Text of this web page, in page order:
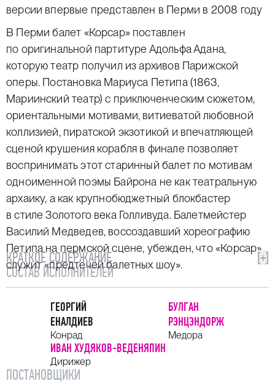
версии впервые представлен в Перми в 2008 году
В Перми балет «Корсар» поставлен
по оригинальной партитуре Адольфа Адана,
которую театр получил из архивов Парижской
оперы. Постановка Мариуса Петипа (1863,
Мариинский театр) с приключенческим сюжетом,
ориентальными мотивами, витиеватой любовной
коллизией, пиратской экзотикой и впечатляющей
сценой крушения корабля в финале позволяет
воспринимать этот старинный балет по мотивам
одноименной поэмы Байрона не как театральную
архаику, а как крупнобюджетный блокбастер
в стиле Золотого века Голливуда. Балетмейстер
Василий Медведев, воссоздавший хореографию
Петипа на пермской сцене, убежден, что «Корсар»
служит «предтечей балетных шоу».
КРАТКОЕ СОДЕРЖАНИЕ
[+]
СОСТАВ ИСПОЛНИТЕЛЕЙ
ГЕОРГИЙ
ЕНАЛДИЕВ
Конрад
БУЛГАН
РЭНЦЭНДОРЖ
Медора
ИВАН ХУДЯКОВ-ВЕДЕНЯПИН
Дирижер
ПОСТАНОВЩИКИ